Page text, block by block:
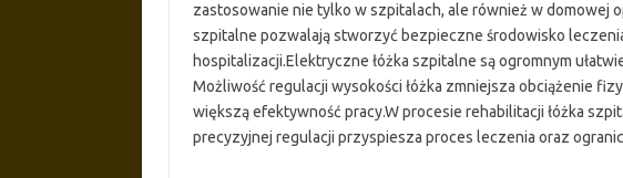
zastosowanie nie tylko w szpitalach, ale również w domowej
szpitalne pozwalają stworzyć bezpieczne środowisko
hospitalizacji.Elektryczne łóżka szpitalne są ogromnym
Możliwość regulacji wysokości łóżka zmniejsza obciążenie
większą efektywność pracy.W procesie rehabilitacji łóżka
precyzyjnej regulacji przyspiesza proces leczenia oraz